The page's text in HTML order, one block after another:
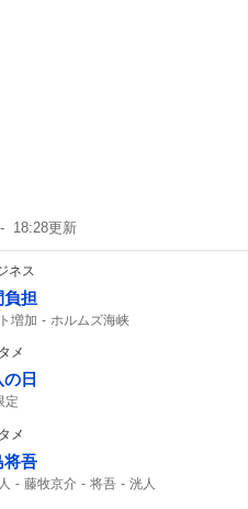
18:28更新
ネス
負担
増加 ホルムズ海峡
メ
日
定
メ
将吾
藤牧京介 将吾
洸人